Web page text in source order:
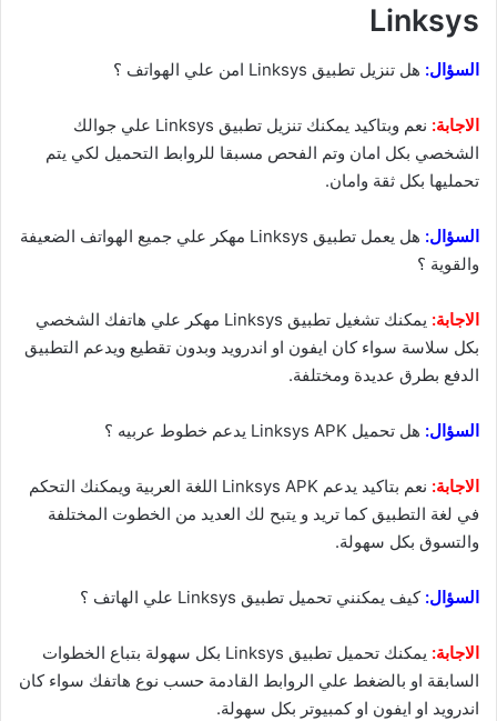
Linksys
السؤال: هل تنزيل تطبيق Linksys امن علي الهواتف ؟
الاجابة:
نعم وبتاكيد يمكنك تنزيل تطبيق Linksys علي جوالك
الشخصي بكل امان وتم الفحص مسبقا للروابط التحميل لكي يتم
تحمليها بكل ثقة وامان.
السؤال:
هل يعمل تطبيق Linksys مهكر علي جميع الهواتف الضعيفة
والقوية ؟
الاجابة:
يمكنك تشغيل تطبيق Linksys مهكر علي هاتفك الشخصي
بكل سلاسة سواء كان ايفون او اندرويد وبدون تقطيع ويدعم التطبيق
الدفع بطرق عديدة ومختلفة.
السؤال: هل تحميل Linksys APK يدعم خطوط عربيه ؟
الاجابة:
نعم بتاكيد يدعم Linksys APK اللغة العربية ويمكنك التحكم
في لغة التطبيق كما تريد و يتبح لك العديد من الخطوت المختلفة
والتسوق بكل سهولة.
السؤال:كيف يمكنني تحميل تطبيق Linksys علي الهاتف ؟
الاجابة:
يمكنك تحميل تطبيق Linksys بكل سهولة بتباع الخطوات
السابقة او بالضغط علي الروابط القادمة حسب نوع هاتفك سواء كان
اندرويد او ايفون او كمبيوتر بكل سهولة.